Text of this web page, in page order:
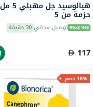
هيالوسيد جل مهبلي 5 مل
حزمة من 5
توصيل مجاني30 دقيقة
117
18% خصم